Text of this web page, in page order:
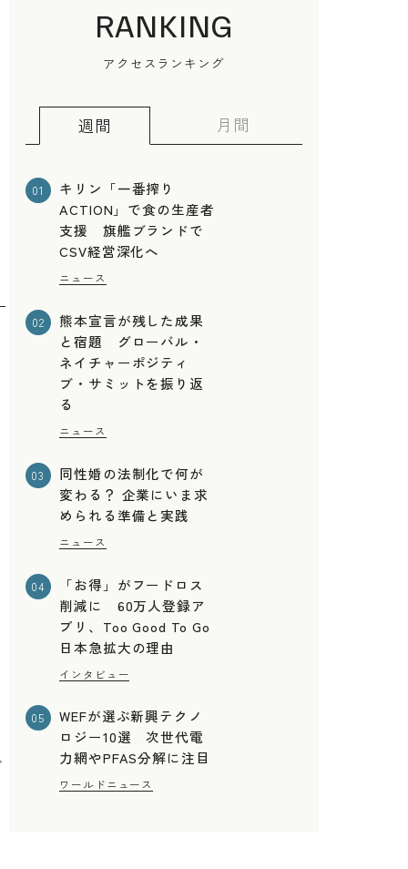
RANKING
アクセスランキング
週間 月間
01
キリン「一番搾り
ACTION」で食の生産者
支援 旗艦ブランドで
CSV経営深化へ
ニュース
02
熊本宣言が残した成果
と宿題 グローバル・
ネイチャーポジティ
ブ・サミットを振り返
る
ニュース
03
同性婚の法制化で何が
変わる？ 企業にいま求
められる準備と実践
ニュース
04
「お得」がフードロス
削減に 60万人登録ア
プリ、Too Good To Go
日本急拡大の理由
インタビュー
05
WEFが選ぶ新興テクノ
ロジー10選 次世代電
力網やPFAS分解に注目
ワールドニュース